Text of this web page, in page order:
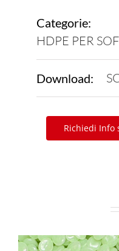
Sostenibilità
Categorie:
HDPE PER
Download:
Richiedi Info